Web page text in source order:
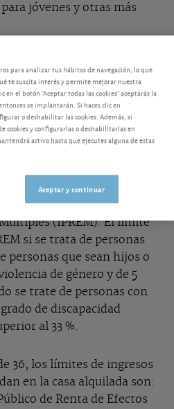
jóvenes y otras más
que vivan en una
o vayan a firmar
para su residencia
anuales de las
arrendada sean
veces el Indicador Público
(IPREM). El límite
si se trata de personas
personas que sean hijos o
de género y de 5
se trate de personas con
de discapacidad
al 33 %.
36, los límites de ingresos
en la casa alquilada son:
de Renta de Efectos
para analizar tus hábitos de navegación, lo que
te suscita interés y permite mejorar nuestra
en el botón "Aceptar todas las cookies" aceptarás la
se implantarán. Si haces clic en
o deshabilitar las cookies. Además, si
cookies y configurarlas o deshabilitarlas en
activo hasta que ejecutes alguna de estas
Aceptar y continuar